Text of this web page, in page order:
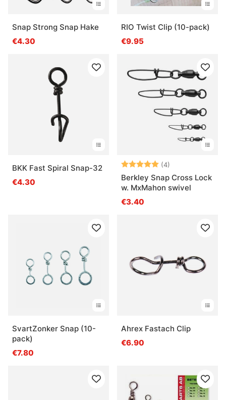
Snap Strong Snap Hake
€4.30
RIO Twist Clip (10-pack)
€9.95
BKK Fast Spiral Snap-32
€4.30
Note: (4)
Berkley Snap Cross Lock
w. MxMahon swivel
€3.40
SvartZonker Snap (10-
pack)
€7.80
Ahrex Fastach Clip
€6.90